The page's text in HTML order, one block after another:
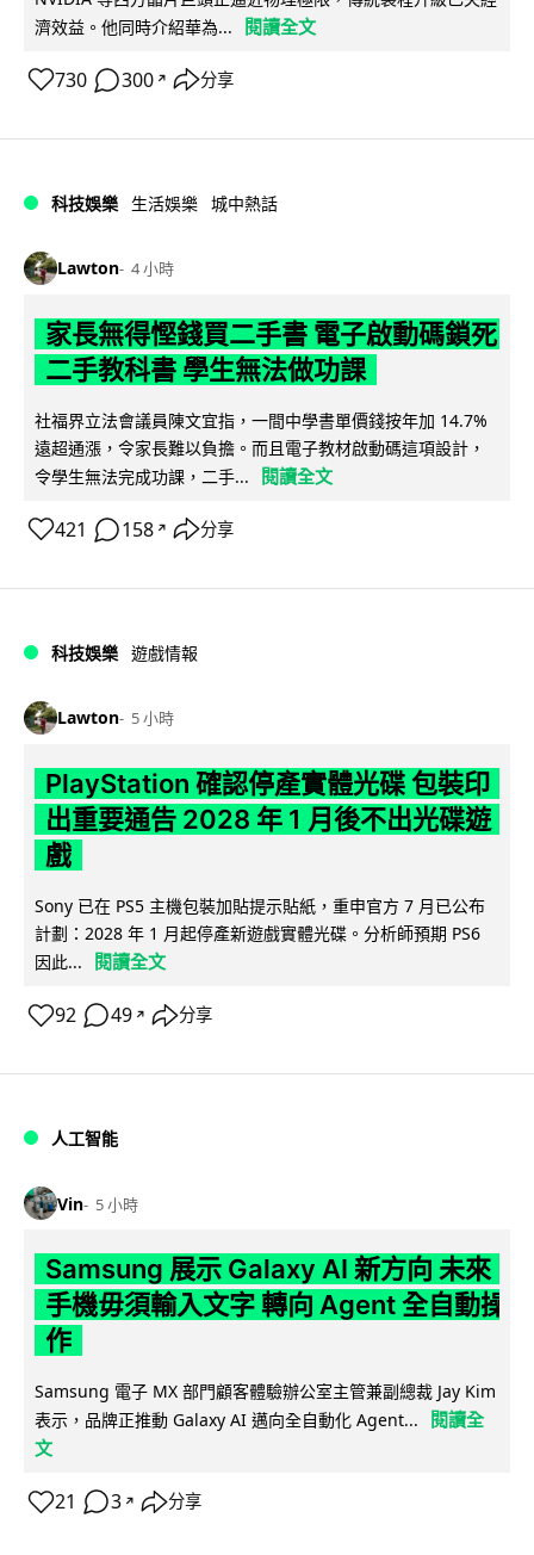
濟效益。他同時介紹華為...
閱讀全文
730 300 ↗ 分享
科技娛樂 生活娛樂 城中熱話
Lawton 4 小時
家長無得慳錢買二手書 電子啟動碼鎖死
二手教科書 學生無法做功課
社福界立法會議員陳文宜指，一間中學書單價錢按年加 14.7%
遠超通漲，令家長難以負擔。而且電子教材啟動碼這項設計，
令學生無法完成功課，二手...
閱讀全文
421 158 ↗ 分享
科技娛樂 遊戲情報
Lawton 5 小時
PlayStation 確認停產實體光碟 包裝印
出重要通告 2028 年 1 月後不出光碟遊
戲
Sony 已在 PS5 主機包裝加貼提示貼紙，重申官方 7 月已公布
計劃：2028 年 1 月起停產新遊戲實體光碟。分析師預期 PS6
因此...
閱讀全文
92 49 ↗ 分享
人工智能
Vin 5 小時
Samsung 展示 Galaxy AI 新方向 未來
手機毋須輸入文字 轉向 Agent 全自動操
作
Samsung 電子 MX 部門顧客體驗辦公室主管兼副總裁 Jay Kim
表示，品牌正推動 Galaxy AI 邁向全自動化 Agent...
閱讀全
文
21 3 ↗ 分享